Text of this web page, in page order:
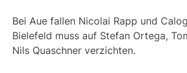
Bei Aue fallen Nicolai Rapp und
Bielefeld muss auf Stefan Ortega,
Nils Quaschner verzichten.